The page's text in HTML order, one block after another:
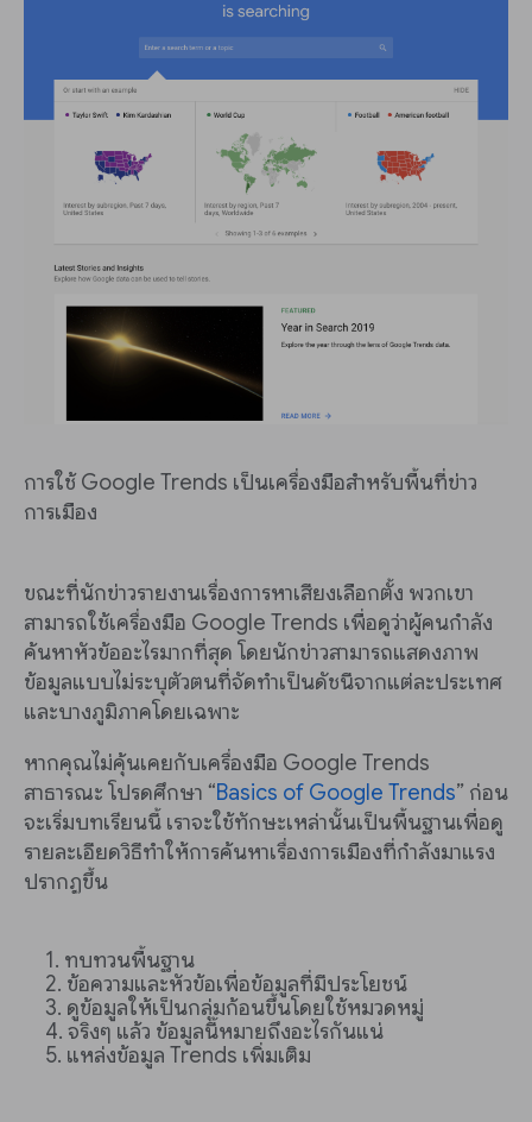
การใช้ Google Trends เป็นเครื่องมือสำหรับพื้นที่ข่าว
การเมือง
ขณะที่นักข่าวรายงานเรื่องการหาเสียงเลือกตั้ง พวกเขา
สามารถใช้เครื่องมือ Google Trends เพื่อดูว่าผู้คนกำลัง
ค้นหาหัวข้ออะไรมากที่สุด โดยนักข่าวสามารถแสดงภาพ
ข้อมูลแบบไม่ระบุตัวตนที่จัดทำเป็นดัชนีจากแต่ละประเทศ
และบางภูมิภาคโดยเฉพาะ
หากคุณไม่คุ้นเคยกับเครื่องมือ Google Trends
สาธารณะ โปรดศึกษา “Basics of Google Trends” ก่อน
จะเริ่มบทเรียนนี้ เราจะใช้ทักษะเหล่านั้นเป็นพื้นฐานเพื่อดู
รายละเอียดวิธีทำให้การค้นหาเรื่องการเมืองที่กำลังมาแรง
ปรากฏขึ้น
ทบทวนพื้นฐาน
ข้อความและหัวข้อเพื่อข้อมูลที่มีประโยชน์
ดูข้อมูลให้เป็นกลุ่มก้อนขึ้นโดยใช้หมวดหมู่
จริงๆ แล้ว ข้อมูลนี้หมายถึงอะไรกันแน่
แหล่งข้อมูล Trends เพิ่มเติม